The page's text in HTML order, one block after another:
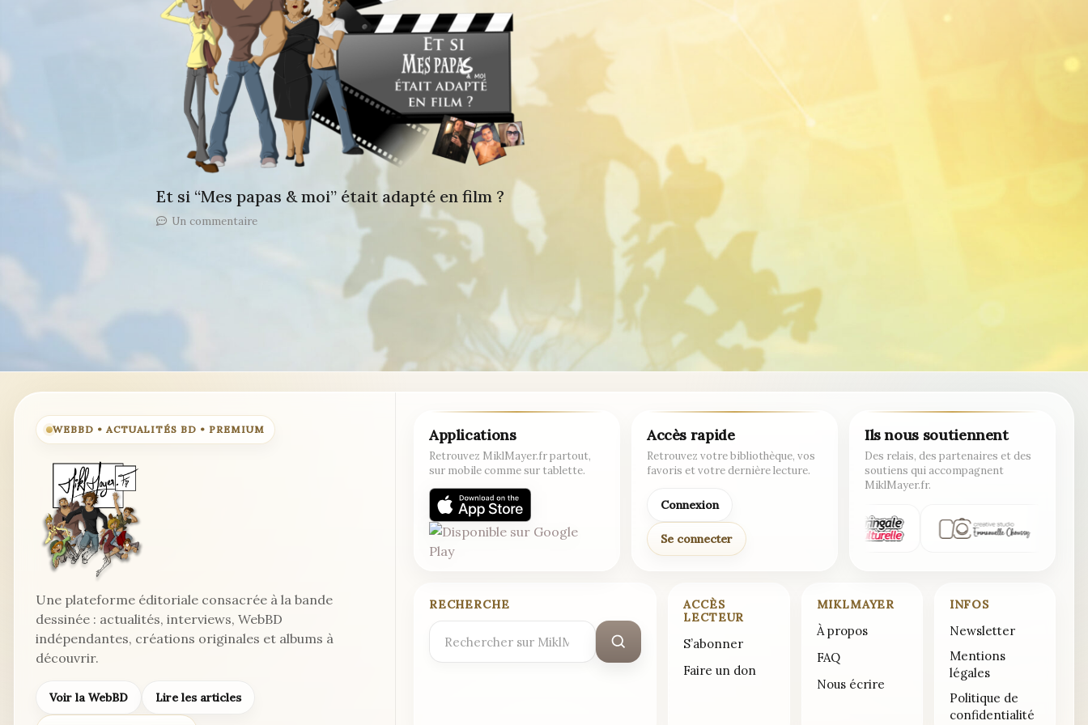
Et si “Mes papas & moi” était adapté en film ?
Un commentairesur
WEBBD • ACTUALITÉS BD • PREMIUM
Une plateforme éditoriale consacrée à la bande
dessinée : actualités, interviews, WebBD
indépendantes, créations originales et albums à
découvrir.
Voir la WebBD Lire les articles
Applications
Retrouvez MiklMayer.fr partout,
sur mobile comme sur tablette.
Accès rapide
Retrouvez votre bibliothèque, vos
favoris et votre dernière lecture.
Connexion
Se connecter
Ils nous soutiennent
Des relais, des partenaires et des
soutiens qui accompagnent
MiklMayer.fr.
RECHERCHE
Rechercher
ACCÈS
LECTEUR
S’abonner
Faire un don
MIKLMAYER
À propos
FAQ
Nous écrire
INFOS
Newsletter
Mentions
légales
Politique de
confidentialité